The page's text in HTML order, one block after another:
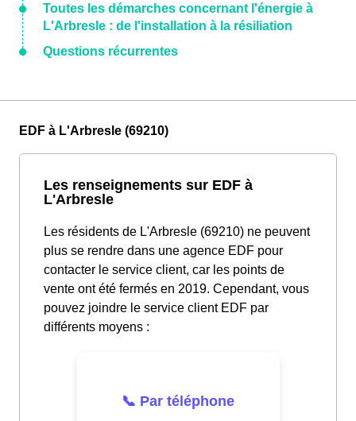
Toutes les démarches concernant l'énergie à
L'Arbresle : de l'installation à la résiliation
Questions récurrentes
EDF à L'Arbresle (69210)
Les renseignements sur EDF à
L'Arbresle
Les résidents de L'Arbresle (69210) ne peuvent
plus se rendre dans une agence EDF pour
contacter le service client, car les points de
vente ont été fermés en 2019. Cependant, vous
pouvez joindre le service client EDF par
différents moyens :
📞 Par téléphone